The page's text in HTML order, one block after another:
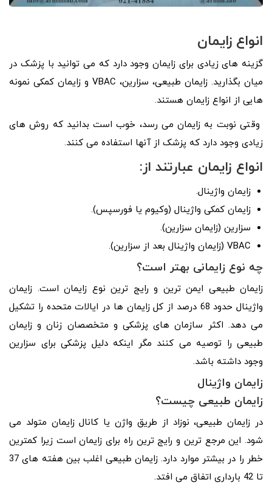
انواع زایمان
گزینه های زیادی برای زایمان وجود دارد که می توانید با پزشک در
میان بگذارید. زایمان طبیعی، سزارین، VBAC و زایمان کمکی نمونه
هایی از انواع زایمان هستند.
وقتی نوبت به زایمان می رسد، خوب است بدانید که روش های
زیادی وجود دارد که پزشک از آنها استفاده می کنند.
انواع زایمان عبارتند از:
زایمان واژینال.
زایمان کمکی واژینال (وکیوم یا فورسپس).
سزارین (زایمان سزارین).
VBAC (زایمان واژینال بعد از سزارین).
چه نوع زایمانی بهتر است؟
زایمان طبیعی ایمن ترین و رایج ترین نوع زایمان است. زایمان
واژینال حدود 68 درصد از کل زایمان ها در ایالات متحده را تشکیل
می دهد. اکثر سازمان های پزشکی و متخصصان زنان و زایمان
طبیعی را توصیه می کنند مگر اینکه دلیل پزشکی برای سزارین
وجود داشته باشد.
زایمان واژینال
زایمان طبیعی چیست؟
در زایمان طبیعی، نوزاد از طریق واژن یا کانال زایمان متولد می
شود. این مرجع ترین و رایج ترین راه برای زایمان است زیرا کمترین
خطر را در بیشتر موارد دارد. زایمان طبیعی اغلب بین هفته های 37
تا 42 بارداری اتفاق می افتد.